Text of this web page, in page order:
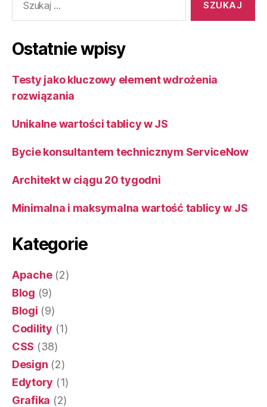
Ostatnie wpisy
Testy jako kluczowy element wdrożenia
rozwiązania
Unikalne wartości tablicy w JS
Bycie konsultantem technicznym ServiceNow
Architekt w ciągu 20 tygodni
Minimalna i maksymalna wartość tablicy w JS
Kategorie
Apache(2)
Blog (9)
Blogi (9)
Codility (1)
CSS (38)
Design (2)
Edytory (1)
Grafika (2)